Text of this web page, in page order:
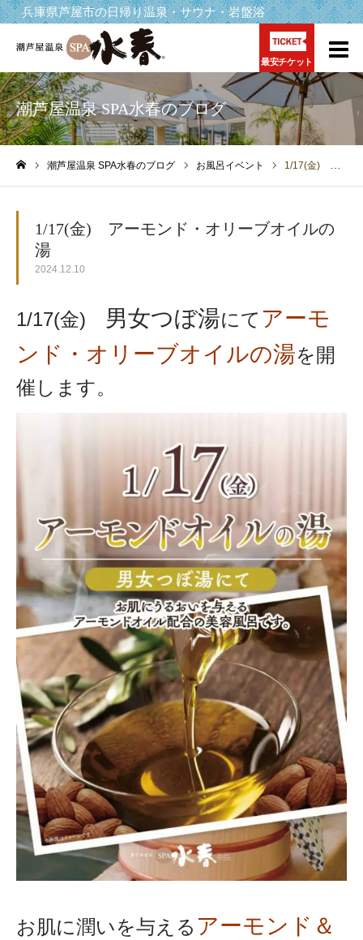
兵庫県芦屋市の日帰り温泉・サウナ・岩盤浴
最安チケット
潮芦屋温泉 SPA水春のブログ
潮芦屋温泉 SPA水春のブログ お風呂イベント 1/17(金) アーモンド・オリーブオイルの湯
1/17(金) アーモンド・オリーブオイルの
湯
2024.12.10
1/17(金) 男女つぼ湯にて アーモ
ンド・オリーブオイルの湯を開
催します。
お肌に潤いを与える アーモンド＆